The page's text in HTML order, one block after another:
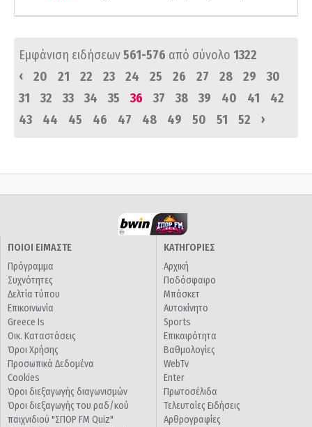
Εμφάνιση ειδήσεων561-576 από σύνολο 1322
‹
20 21 22 23 24 25 26 27 28 29
30
31
32 33 34 35 36 37 38 39 40 41
42
43
44 45 46 47 48 49 50 51 52 ›
ΠΟΙΟΙ ΕΙΜΑΣΤΕ
Πρόγραμμα
Συχνότητες
Δελτία τύπου
Επικοινωνία
Greece Is
Οικ. Καταστάσεις
Όροι Χρήσης
Προσωπικά Δεδομένα
Cookies
Όροι διεξαγωγής διαγωνισμών
Όροι διεξαγωγής του ραδ/κού
παιχνιδιού "ΣΠΟΡ FM Quiz"
ΚΑΤΗΓΟΡΙΕΣ
Αρχική
Ποδόσφαιρο
Μπάσκετ
Αυτοκίνητο
Sports
Επικαιρότητα
Βαθμολογίες
WebTv
Enter
Πρωτοσέλιδα
Τελευταίες Ειδήσεις
Αρθρογραφίες